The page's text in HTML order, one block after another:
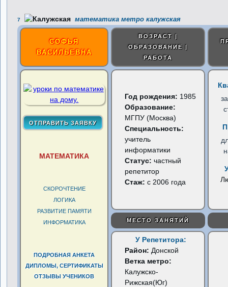
7 математика метро калужская
СОФЬЯ
ВАСИЛЬЕВНА
ВОЗРАСТ |
ОБРАЗОВАНИЕ |
РАБОТА
МАТЕМАТИКА
СКОРОЧТЕНИЕ
ЛОГИКА
РАЗВИТИЕ ПАМЯТИ
ИНФОРМАТИКА
ПОДРОБНАЯ АНКЕТА
ДИПЛОМЫ, СЕРТИФИКАТЫ
ОТЗЫВЫ УЧЕНИКОВ
Год рождения: 1985
Образование:
МГПУ (Москва)
Специальность:
учитель
информатики
Статус:частный
репетитор
Стаж: с 2006 года
МЕСТО ЗАНЯТИЙ
У Репетитора:
Район: Донской
Ветка метро:
Калужско-
Рижская(Юг)